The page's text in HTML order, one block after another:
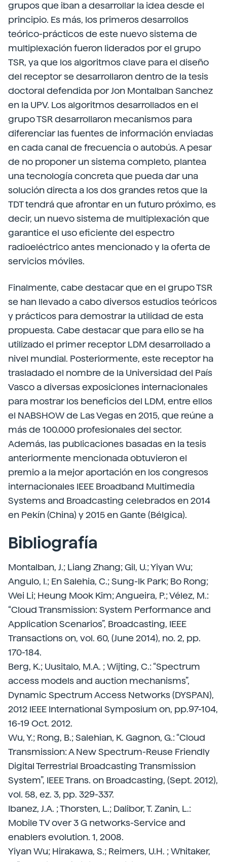
grupos que iban a desarrollar la idea desde el
principio. Es más, los primeros desarrollos
teórico-prácticos de este nuevo sistema de
multiplexación fueron liderados por el grupo
TSR, ya que los algoritmos clave para el diseño
del receptor se desarrollaron dentro de la tesis
doctoral defendida por Jon Montalban Sanchez
en la UPV. Los algoritmos desarrollados en el
grupo TSR desarrollaron mecanismos para
diferenciar las fuentes de información enviadas
en cada canal de frecuencia o autobús. A pesar
de no proponer un sistema completo, plantea
una tecnología concreta que pueda dar una
solución directa a los dos grandes retos que la
TDT tendrá que afrontar en un futuro próximo, es
decir, un nuevo sistema de multiplexación que
garantice el uso eficiente del espectro
radioeléctrico antes mencionado y la oferta de
servicios móviles.
Finalmente, cabe destacar que en el grupo TSR
se han llevado a cabo diversos estudios teóricos
y prácticos para demostrar la utilidad de esta
propuesta. Cabe destacar que para ello se ha
utilizado el primer receptor LDM desarrollado a
nivel mundial. Posteriormente, este receptor ha
trasladado el nombre de la Universidad del País
Vasco a diversas exposiciones internacionales
para mostrar los beneficios del LDM, entre ellos
el NABSHOW de Las Vegas en 2015, que reúne a
más de 100.000 profesionales del sector.
Además, las publicaciones basadas en la tesis
anteriormente mencionada obtuvieron el
premio a la mejor aportación en los congresos
internacionales IEEE Broadband Multimedia
Systems and Broadcasting celebrados en 2014
en Pekín (China) y 2015 en Gante (Bélgica).
Bibliografía
Montalban, J.; Liang Zhang; Gil, U.; Yiyan Wu;
Angulo, I.; En Salehia, C.; Sung-Ik Park; Bo Rong;
Wei Li; Heung Mook Kim; Angueira, P.; Vélez, M.:
“Cloud Transmission: System Performance and
Application Scenarios”, Broadcasting, IEEE
Transactions on, vol. 60, (June 2014), no. 2, pp.
170-184.
Berg, K.; Uusitalo, M.A. ; Wijting, C.: “Spectrum
access models and auction mechanisms”,
Dynamic Spectrum Access Networks (DYSPAN),
2012 IEEE International Symposium on, pp.97-104,
16-19 Oct. 2012.
Wu, Y.; Rong, B.; Salehian, K. Gagnon, G.: “Cloud
Transmission: A New Spectrum-Reuse Friendly
Digital Terrestrial Broadcasting Transmission
System”, IEEE Trans. on Broadcasting, (Sept. 2012),
vol. 58, ez. 3, pp. 329-337.
Ibanez, J.A. ; Thorsten, L.; Dalibor, T. Zanin, L.:
Mobile TV over 3 G networks-Service and
enablers evolution. 1, 2008.
Yiyan Wu; Hirakawa, S.; Reimers, U.H. ; Whitaker,